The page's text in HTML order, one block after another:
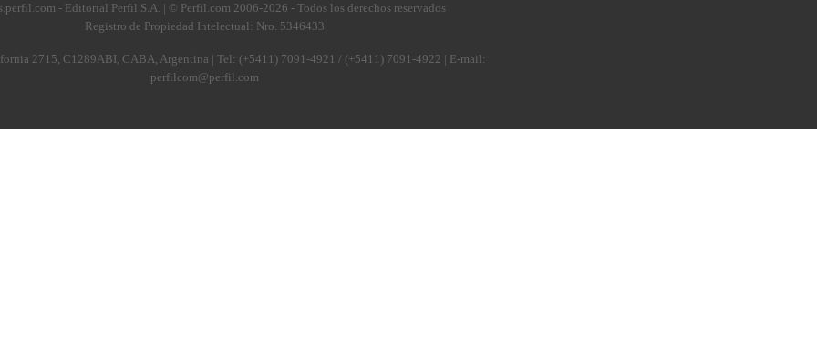
- Editorial Perfil S.A. | © Perfil.com 2006-2026 - Todos los derechos reservados
Registro de Propiedad Intelectual: Nro. 5346433
2715, C1289ABI, CABA, Argentina | Tel: (+5411) 7091-4921 / (+5411) 7091-4922 | E-mail:
perfilcom@perfil.com